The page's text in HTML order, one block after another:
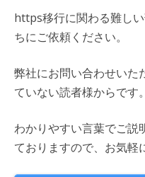
https移行に関わる難し
ちにご依頼ください。
弊社にお問い合わせいた
ていない読者様からです。
わかりやすい言葉でご説
ておりますので、お気軽